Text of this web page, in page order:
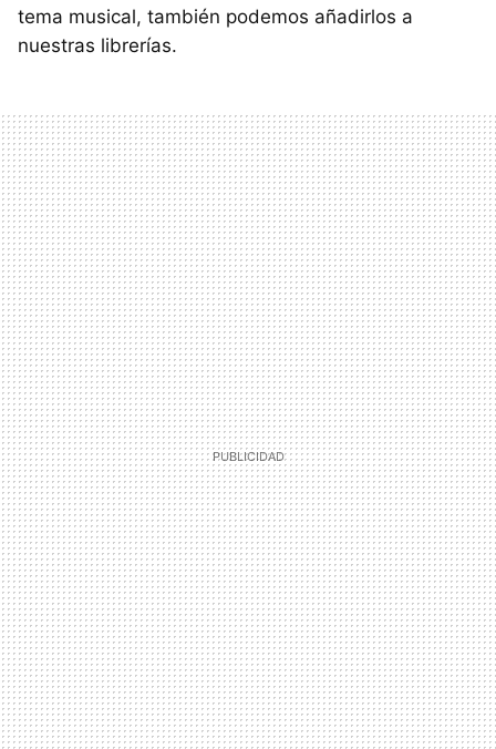
tema musical, también podemos añadirlos a
nuestras librerías.